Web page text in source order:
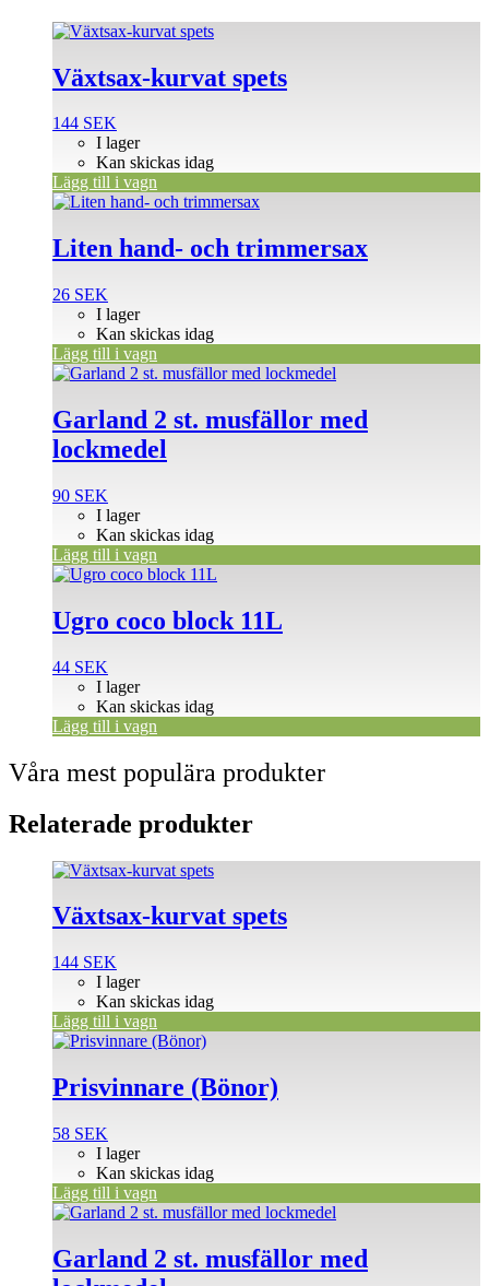
Växtsax-kurvat spets
144 SEK
I lager
Kan skickas idag
Lägg till i vagn
Liten hand- och trimmersax
26 SEK
I lager
Kan skickas idag
Lägg till i vagn
Garland 2 st. musfällor med
lockmedel
90 SEK
I lager
Kan skickas idag
Lägg till i vagn
Ugro coco block 11L
44 SEK
I lager
Kan skickas idag
Lägg till i vagn
Våra mest populära produkter
Relaterade produkter
Växtsax-kurvat spets
144 SEK
I lager
Kan skickas idag
Lägg till i vagn
Prisvinnare (Bönor)
58 SEK
I lager
Kan skickas idag
Lägg till i vagn
Garland 2 st. musfällor med